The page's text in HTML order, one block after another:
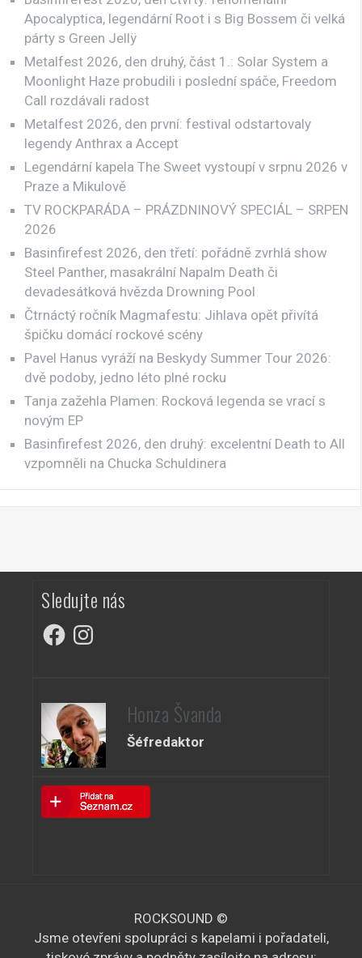
Apocalyptica, legendární Root i s Big Bossem či velká
párty s Green Jellÿ
Metalfest 2026, den druhý, část 1.: Solar System a
Moonlight Haze probudili i poslední spáče, Freedom
Call rozdávali radost
Metalfest 2026, den první: festival odstartovaly
legendy Anthrax a Accept
Legendární kapela The Sweet vystoupí v srpnu 2026 v
Praze a Mikulově
TV ROCKPARÁDA – PRÁZDNINOVÝ SPECIÁL – SRPEN
2026
Basinfirefest 2026, den třetí: pořádně zvrhlá show
Steel Panther, masakrální Napalm Death či
devadesátková hvězda Drowning Pool
Čtrnáctý ročník Magmafestu: Jihlava opět přivítá
špičku domácí rockové scény
Pavel Hanus vyráží na Beskydy Summer Tour 2026:
dvě podoby, jedno léto plné rocku
Tanja zažehla Plamen: Rocková legenda se vrací s
novým EP
Basinfirefest 2026, den druhý: excelentní Death to All
vzpomněli na Chucka Schuldinera
Sledujte nás
FacebookInstagram
Honza Švanda
Šéfredaktor
ROCKSOUND ©
Jsme otevřeni spolupráci s kapelami i pořadateli,